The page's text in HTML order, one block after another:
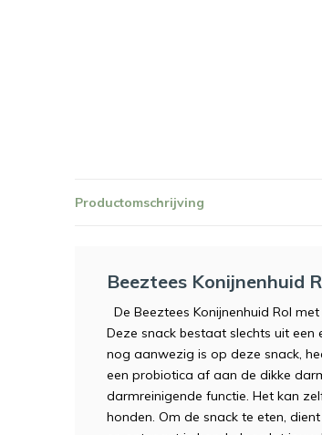
Productomschrijving
Beeztees Konijnenhuid
De Beeztees Konijnenhuid Rol
Deze snack bestaat slechts uit
nog aanwezig is op deze snack,
een probiotica af aan de dikke
darmreinigende functie. Het kan
honden. Om de snack te eten,